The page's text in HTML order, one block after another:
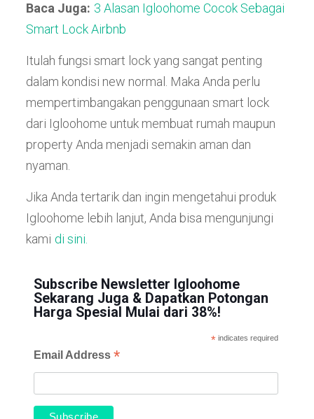
Baca Juga: 3 Alasan Igloohome Cocok Sebagai
Smart Lock Airbnb
Itulah fungsi smart lock yang sangat penting
dalam kondisi new normal. Maka Anda perlu
mempertimbangakan penggunaan smart lock
dari Igloohome untuk membuat rumah maupun
property Anda menjadi semakin aman dan
nyaman.
Jika Anda tertarik dan ingin mengetahui produk
Igloohome lebih lanjut, Anda bisa mengunjungi
kami di sini.
Subscribe Newsletter Igloohome
Sekarang Juga & Dapatkan Potongan
Harga Spesial Mulai dari 38%!
*indicates required
Email Address*